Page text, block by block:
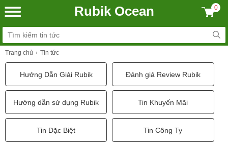
Rubik Ocean 0
Trang chủ Tin tức
Hướng Dẫn Giải Rubik Đánh giá Review Rubik
Hướng dẫn sử dụng Rubik Tin Khuyến Mãi
Tin Đặc Biệt Tin Công Ty